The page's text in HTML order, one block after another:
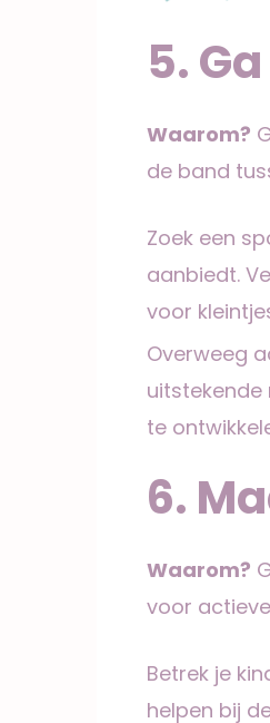
5.
Waarom?
de band
Zoek een
aanbiedt.
voor
Overweeg
te
6.
Waarom?
voor
Betrek je
helpen bij